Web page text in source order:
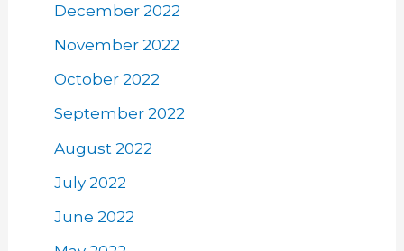
December 2022
November 2022
October 2022
September 2022
August 2022
July 2022
June 2022